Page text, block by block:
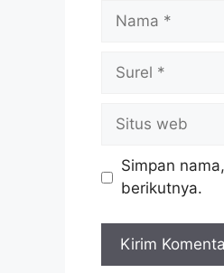
Nama
Surel
Situs
web
Simpan
berikutnya.